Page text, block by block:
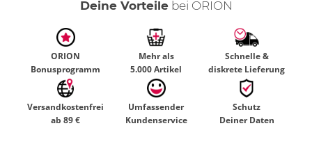
Deine Vorteilebei ORION
ORION
Bonusprogramm
Mehr als
5.000 Artikel
Schnelle &
diskrete Lieferung
Versandkostenfrei
ab 89 €
Umfassender
Kundenservice
Schutz
Deiner Daten